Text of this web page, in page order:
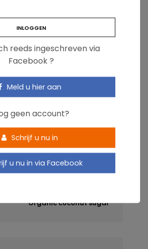
van sterfte (34%). Als het nutriënt
12% af.
Organic coconut sugar
reeds ingeschreven via
Facebook ?
Meld u hier aan
geen account?
Schrijf u nu in
u nu in via Facebook